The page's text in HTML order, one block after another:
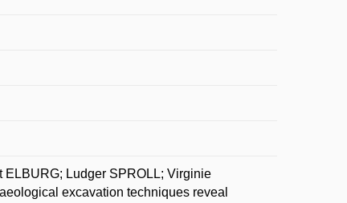
Ludger SPROLL; Virginie
excavation techniques reveal